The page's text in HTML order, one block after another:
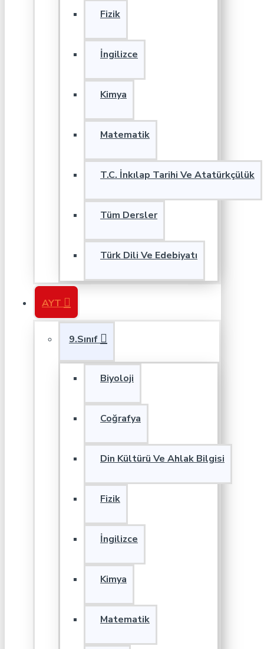
Fizik
İngilizce
Kimya
Matematik
T.C. İnkılap Tarihi Ve Atatürkçülük
Tüm Dersler
Türk Dili Ve Edebiyatı
AYT
9.Sınıf
Biyoloji
Coğrafya
Din Kültürü Ve Ahlak Bilgisi
Fizik
İngilizce
Kimya
Matematik